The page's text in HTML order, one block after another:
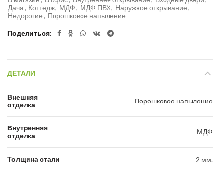
Дача, Коттедж, МДФ, МДФ ПВХ, Наружное открывание,
Недорогие, Порошковое напыление
Поделиться
ДЕТАЛИ
Внешняя
отделка
Порошковое напыление
Внутренняя
отделка
МДФ
Толщина стали 2 мм.